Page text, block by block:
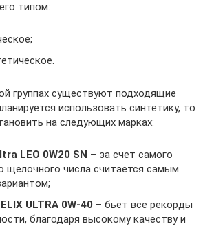
типом:
группах существуют подходящие
использовать синтетику, то
на следующих марках:
LEO 0W20 SN – за счет самого
щелочного числа считается самым
ULTRA 0W-40 – бьет все рекорды
благодаря высокому качеству и